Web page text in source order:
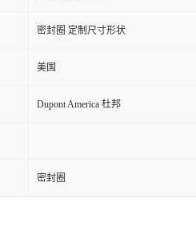
密封圈 定制尺寸形状
美国
Dupont America 杜邦
密封圈